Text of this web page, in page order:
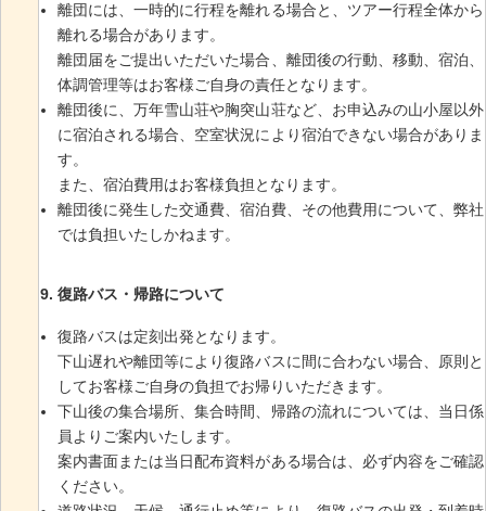
離団には、一時的に行程を離れる場合と、ツアー行程全体から
離れる場合があります。
離団届をご提出いただいた場合、離団後の行動、移動、宿泊、
体調管理等はお客様ご自身の責任となります。
離団後に、万年雪山荘や胸突山荘など、お申込みの山小屋以外
に宿泊される場合、空室状況により宿泊できない場合がありま
す。
また、宿泊費用はお客様負担となります。
離団後に発生した交通費、宿泊費、その他費用について、弊社
では負担いたしかねます。
復路バス・帰路について
復路バスは定刻出発となります。
下山遅れや離団等により復路バスに間に合わない場合、原則と
してお客様ご自身の負担でお帰りいただきます。
下山後の集合場所、集合時間、帰路の流れについては、当日係
員よりご案内いたします。
案内書面または当日配布資料がある場合は、必ず内容をご確認
ください。